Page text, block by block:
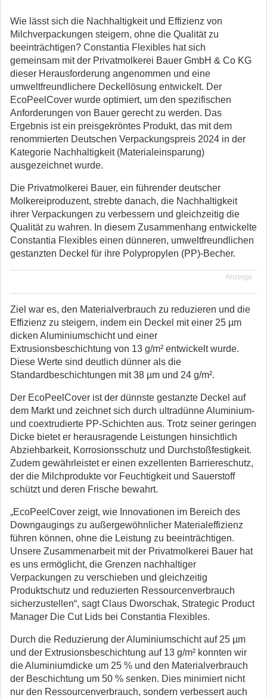
Wie lässt sich die Nachhaltigkeit und Effizienz von
Milchverpackungen steigern, ohne die Qualität zu
beeinträchtigen? Constantia Flexibles hat sich
gemeinsam mit der Privatmolkerei Bauer GmbH & Co KG
dieser Herausforderung angenommen und eine
umweltfreundlichere Deckellösung entwickelt. Der
EcoPeelCover wurde optimiert, um den spezifischen
Anforderungen von Bauer gerecht zu werden. Das
Ergebnis ist ein preisgekröntes Produkt, das mit dem
renommierten Deutschen Verpackungspreis 2024 in der
Kategorie Nachhaltigkeit (Materialeinsparung)
ausgezeichnet wurde.
Die Privatmolkerei Bauer, ein führender deutscher
Molkereiproduzent, strebte danach, die Nachhaltigkeit
ihrer Verpackungen zu verbessern und gleichzeitig die
Qualität zu wahren. In diesem Zusammenhang entwickelte
Constantia Flexibles einen dünneren, umweltfreundlichen
gestanzten Deckel für ihre Polypropylen (PP)-Becher.
Anzeige
Ziel war es, den Materialverbrauch zu reduzieren und die
Effizienz zu steigern, indem ein Deckel mit einer 25 µm
dicken Aluminiumschicht und einer
Extrusionsbeschichtung von 13 g/m² entwickelt wurde.
Diese Werte sind deutlich dünner als die
Standardbeschichtungen mit 38 µm und 24 g/m².
Der EcoPeelCover ist der dünnste gestanzte Deckel auf
dem Markt und zeichnet sich durch ultradünne Aluminium-
und coextrudierte PP-Schichten aus. Trotz seiner geringen
Dicke bietet er herausragende Leistungen hinsichtlich
Abziehbarkeit, Korrosionsschutz und Durchstoßfestigkeit.
Zudem gewährleistet er einen exzellenten Barriereschutz,
der die Milchprodukte vor Feuchtigkeit und Sauerstoff
schützt und deren Frische bewahrt.
„EcoPeelCover zeigt, wie Innovationen im Bereich des
Downgaugings zu außergewöhnlicher Materialeffizienz
führen können, ohne die Leistung zu beeinträchtigen.
Unsere Zusammenarbeit mit der Privatmolkerei Bauer hat
es uns ermöglicht, die Grenzen nachhaltiger
Verpackungen zu verschieben und gleichzeitig
Produktschutz und reduzierten Ressourcenverbrauch
sicherzustellen“, sagt Claus Dworschak, Strategic Product
Manager Die Cut Lids bei Constantia Flexibles.
Durch die Reduzierung der Aluminiumschicht auf 25 µm
und der Extrusionsbeschichtung auf 13 g/m² konnten wir
die Aluminiumdicke um 25 % und den Materialverbrauch
der Beschichtung um 50 % senken. Dies minimiert nicht
nur den Ressourcenverbrauch, sondern verbessert auch